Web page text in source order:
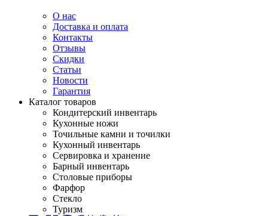
О нас
Доставка и оплата
Контакты
Отзывы
Скидки
Статьи
Новости
Гарантия
Каталог товаров
Кондитерский инвентарь
Кухонные ножи
Точильные камни и точилки
Кухонный инвентарь
Сервировка и хранение
Барный инвентарь
Столовые приборы
Фарфор
Стекло
Туризм